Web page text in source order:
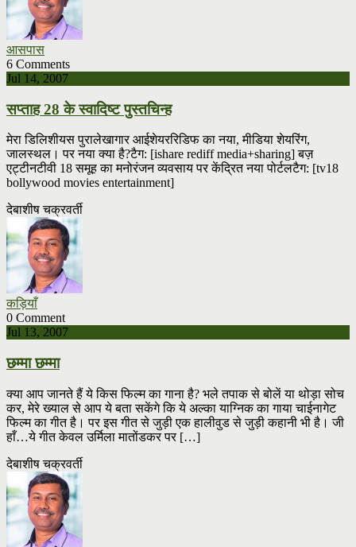
आसपास
6 Comments
Jul 14, 2007
सप्ताह 28 के स्वादिष्ट पुस्तचिन्ह
मेरा डिलिशीयस पुरालेखागार आईशेयररिडिफ का नया, मीडिया शेयरिंग,
जालस्थल। पर नया क्या है?टैग: [ishare rediff media+sharing] बज़
एट्टीनटीवी 18 समूह का मनोरंजन व्यवसाय पर केंद्रित नया पोर्टलटैग: [tv18
bollywood movies entertainment]
देबाशीष चक्रवर्ती
कड़ियाँ
0 Comment
Jul 13, 2007
छम्मा छम्मा
क्या आप जानते हैं ये किस फिल्म का गाना है? भले तपाक से बोलें या थोड़ा सोच
कर, मेरे ख्याल से आप ये बता सकेंगे कि ये अल्का याग्निक का गाया चाईनागेट
फिल्म का गीत है। पर इस गीत से जुड़ी एक हालीवुड से जुड़ी कहानी भी है। जी
हाँ…ये गीत केवल उर्मिला मातोंडकर पर […]
देबाशीष चक्रवर्ती